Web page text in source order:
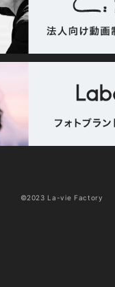
©2023 La-vie Factory